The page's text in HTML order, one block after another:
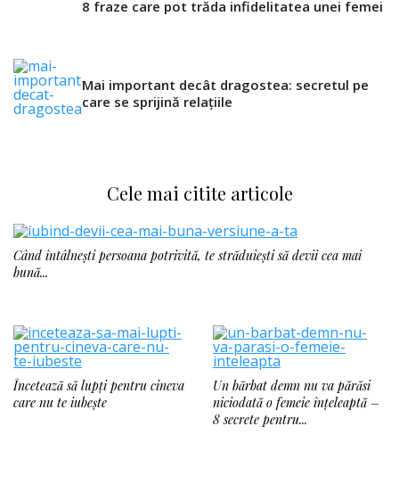
8 fraze care pot trăda infidelitatea unei femei
Mai important decât dragostea: secretul pe
care se sprijină relațiile
Cele mai citite articole
Când întâlnești persoana potrivită, te străduiești să devii cea mai
bună...
Încetează să lupți pentru cineva
care nu te iubește
Un bărbat demn nu va părăsi
niciodată o femeie înțeleaptă –
8 secrete pentru...